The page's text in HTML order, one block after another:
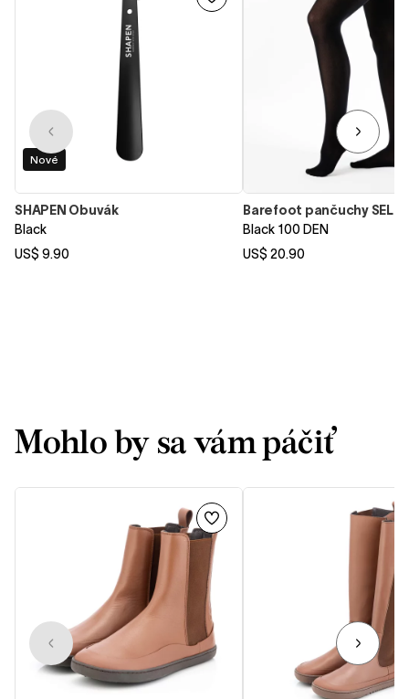
Nové
SHAPEN Obuvák
Black
US$ 9.90
Barefoot pančuchy
Black 100 DEN
US$ 20.90
Mohlo by sa vám páčiť